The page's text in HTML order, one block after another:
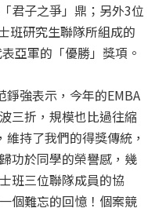
君子之爭」鼎；另外3位
班研究生聯隊所組成的
亞軍的「優勝」獎項。
錚強表示，今年的EMBA
三折，規模也比過往縮
持了我們的得獎傳統，
功於同學的榮譽感，幾
班三位聯隊成員的協
個難忘的回憶！個案競